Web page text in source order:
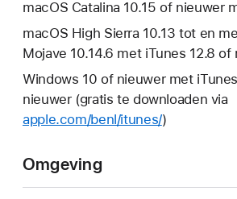
macOS Catalina 10.15 of nieuwer
macOS High Sierra 10.13 tot en
Mojave 10.14.6 met iTunes 12.8 of
Windows 10 of nieuwer met
nieuwer (gratis te downloaden via
apple.com/benl/itunes/)
Omgeving